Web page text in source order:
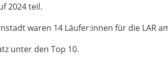
2024 teil.
waren 14 Läufer:innen für die LAR
unter den Top 10.